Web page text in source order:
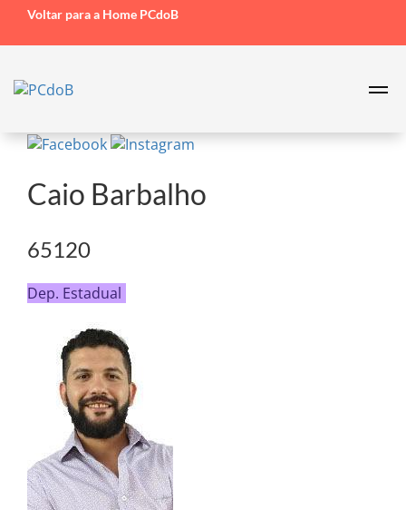
Voltar para a Home PCdoB
Caio Barbalho
65120
Dep. Estadual